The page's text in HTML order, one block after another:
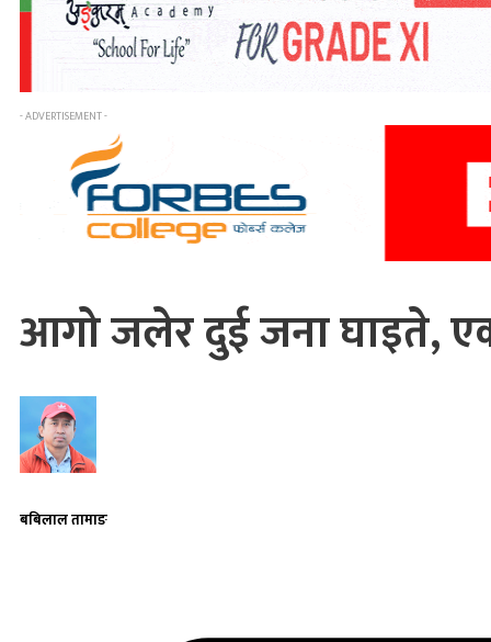
- ADVERTISEMENT -
आगो जलेर दुई जना घाइते,
बबिलाल तामाङ